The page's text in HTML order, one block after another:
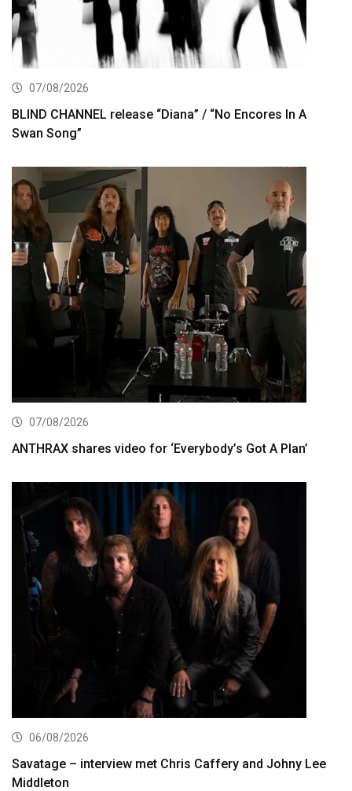
07/08/2026
BLIND CHANNEL release “Diana” / “No Encores In A
Swan Song”
07/08/2026
ANTHRAX shares video for ‘Everybody’s Got A Plan’
06/08/2026
Savatage – interview met Chris Caffery and Johny Lee
Middleton